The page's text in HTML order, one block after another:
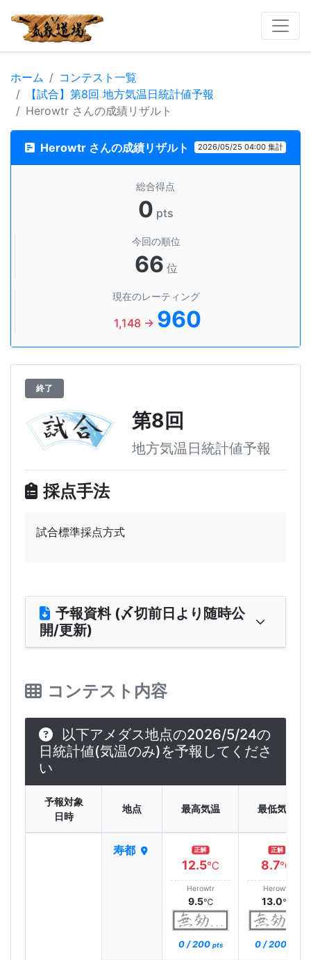
ホーム
コンテスト一覧
【試合】第8回 地方気温日統計値予報
Herowtr さんの成績リザルト
Herowtr さんの成績リザルト 2026/05/25 04:00 集計
総合得点
0 pts
今回の順位
66 位
現在のレーティング
1,148 → 960
終了
第8回
地方気温日統計値予報
採点手法
試合標準採点方式
予報資料 (〆切前日より随時公
開/更新)
コンテスト内容
以下アメダス地点の2026/5/24の
日統計値(気温のみ)を予報してくださ
い
予報対象
日時
地点 最高気温 最低気温
寿都 正解
12.5℃
Herowtr
9.5℃
0 / 200 pts
正解
8.7℃
Herowtr
13.0℃
0 / 200